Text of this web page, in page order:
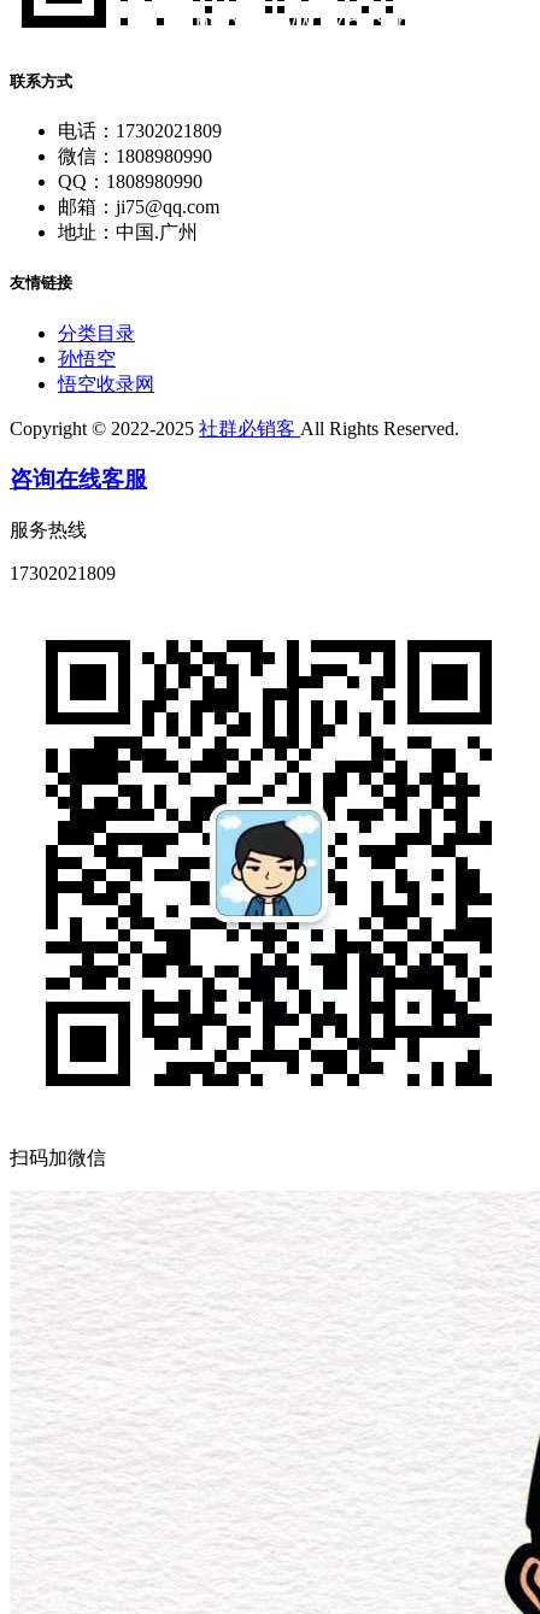
联系方式
电话：17302021809
微信：1808980990
QQ：1808980990
邮箱：ji75@qq.com
地址：中国.广州
友情链接
分类目录
孙悟空
悟空收录网
Copyright © 2022-2025 社群必销客 All Rights Reserved.
咨询在线客服
服务热线
17302021809
扫码加微信